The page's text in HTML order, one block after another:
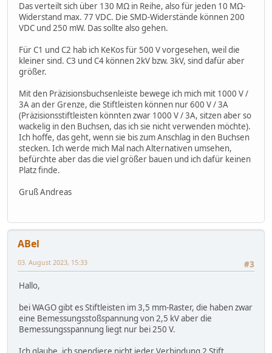
Das verteilt sich über 130 MΩ in Reihe, also für jeden 10 MΩ-
Widerstand max. 77 VDC. Die SMD-Widerstände können 200
VDC und 250 mW. Das sollte also gehen.
Für C1 und C2 hab ich KeKos für 500 V vorgesehen, weil die
kleiner sind. C3 und C4 können 2kV bzw. 3kV, sind dafür aber
größer.
Mit den Präzisionsbuchsenleiste bewege ich mich mit 1000 V /
3A an der Grenze, die Stiftleisten können nur 600 V / 3A
(Präzisionsstiftleisten könnten zwar 1000 V / 3A, sitzen aber so
wackelig in den Buchsen, das ich sie nicht verwenden möchte).
Ich hoffe, das geht, wenn sie bis zum Anschlag in den Buchsen
stecken. Ich werde mich Mal nach Alternativen umsehen,
befürchte aber das die viel größer bauen und ich dafür keinen
Platz finde.
Gruß Andreas
ABel
#3
03. August 2023, 15:33
Hallo,
bei WAGO gibt es Stiftleisten im 3,5 mm-Raster, die haben zwar
eine Bemessungsstoßspannung von 2,5 kV aber die
Bemessungsspannung liegt nur bei 250 V.